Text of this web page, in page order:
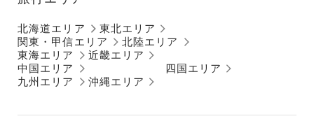
北海道エリア
東北エリア
関東・甲信エリア
北陸エリア
東海エリア
近畿エリア
中国エリア
四国エリア
九州エリア
沖縄エリア